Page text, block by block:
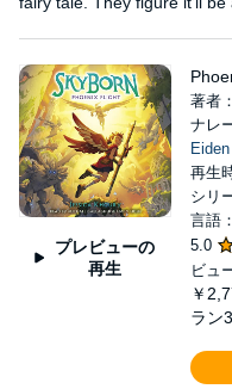
プレビューの
再生
著者：
ナレ
Eiden
再生
シリ
言語
5.0
ビュ
￥
ラン